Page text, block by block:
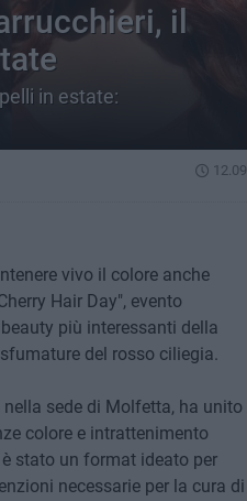
il
in estate:
12.09
vivo il colore anche
Hair Day", evento
più interessanti della
del rosso ciliegia.
sede di Molfetta, ha unito
colore e intrattenimento
stato un format ideato per
necessarie per la cura di